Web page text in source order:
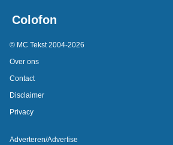
Colofon
© MC Tekst 2004-2026
Over ons
Contact
Disclaimer
Privacy
Adverteren/Advertise